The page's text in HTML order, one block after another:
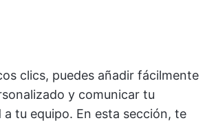
clics, puedes añadir fácilmente
y comunicar tu
a tu equipo. En esta sección, te